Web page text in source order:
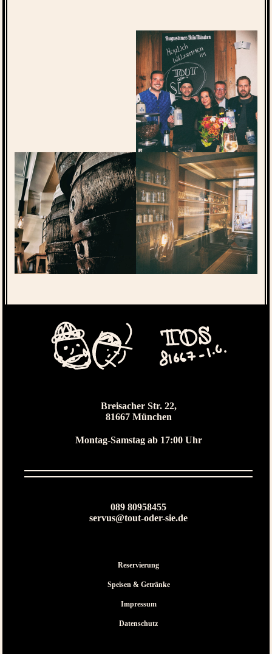
Breisacher Str. 22,
81667 München
Montag-Samstag ab 17:00 Uhr
089 80958455
servus@tout-oder-sie.de
Reservierung
Speisen & Getränke
Impressum
Datenschutz